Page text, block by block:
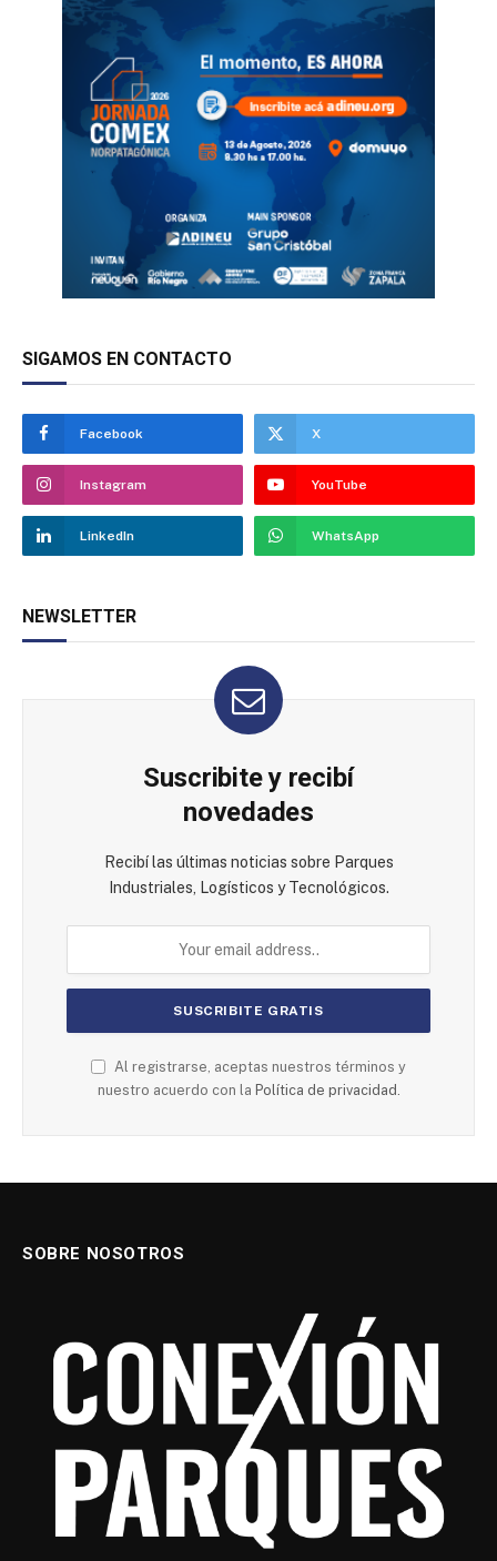
SIGAMOS EN CONTACTO
Facebook X
Instagram YouTube
LinkedIn WhatsApp
NEWSLETTER
Suscribite y recibí
novedades
Recibí las últimas noticias sobre Parques
Industriales, Logísticos y Tecnológicos.
Al registrarse, aceptas nuestros términos y
nuestro acuerdo con la Política de privacidad.
SOBRE NOSOTROS